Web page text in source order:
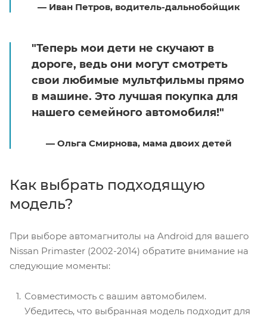
— Иван Петров, водитель-дальнобойщик
"Теперь мои дети не скучают в
дороге, ведь они могут смотреть
свои любимые мультфильмы прямо
в машине. Это лучшая покупка для
нашего семейного автомобиля!"
— Ольга Смирнова, мама двоих детей
Как выбрать подходящую
модель?
При выборе автомагнитолы на Android для вашего
Nissan Primaster (2002-2014) обратите внимание на
следующие моменты:
Совместимость с вашим автомобилем.
Убедитесь, что выбранная модель подходит для